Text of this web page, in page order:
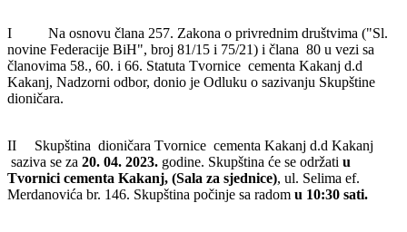
I Na osnovu člana 257. Zakona o privrednim društvima ("Sl.
novine Federacije BiH", broj 81/15 i 75/21) i člana 80 u vezi sa
članovima 58., 60. i 66. Statuta Tvornice cementa Kakanj d.d
Kakanj, Nadzorni odbor, donio je Odluku o sazivanju Skupštine
dioničara.
II Skupština dioničara Tvornice cementa Kakanj d.d Kakanj
saziva se za 20. 04. 2023. godine. Skupština će se održati u
Tvornici cementa Kakanj, (Sala za sjednice), ul. Selima ef.
Merdanovića br. 146. Skupština počinje sa radom u 10:30 sati.